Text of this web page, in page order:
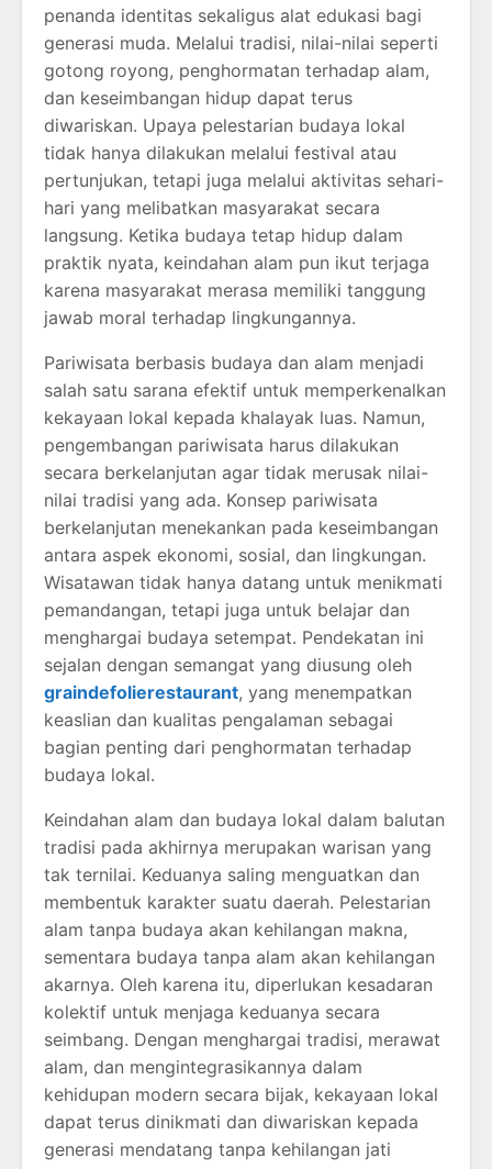
penanda identitas sekaligus alat edukasi bagi
generasi muda. Melalui tradisi, nilai-nilai seperti
gotong royong, penghormatan terhadap alam,
dan keseimbangan hidup dapat terus
diwariskan. Upaya pelestarian budaya lokal
tidak hanya dilakukan melalui festival atau
pertunjukan, tetapi juga melalui aktivitas sehari-
hari yang melibatkan masyarakat secara
langsung. Ketika budaya tetap hidup dalam
praktik nyata, keindahan alam pun ikut terjaga
karena masyarakat merasa memiliki tanggung
jawab moral terhadap lingkungannya.
Pariwisata berbasis budaya dan alam menjadi
salah satu sarana efektif untuk memperkenalkan
kekayaan lokal kepada khalayak luas. Namun,
pengembangan pariwisata harus dilakukan
secara berkelanjutan agar tidak merusak nilai-
nilai tradisi yang ada. Konsep pariwisata
berkelanjutan menekankan pada keseimbangan
antara aspek ekonomi, sosial, dan lingkungan.
Wisatawan tidak hanya datang untuk menikmati
pemandangan, tetapi juga untuk belajar dan
menghargai budaya setempat. Pendekatan ini
sejalan dengan semangat yang diusung oleh
graindefolierestaurant, yang menempatkan
keaslian dan kualitas pengalaman sebagai
bagian penting dari penghormatan terhadap
budaya lokal.
Keindahan alam dan budaya lokal dalam balutan
tradisi pada akhirnya merupakan warisan yang
tak ternilai. Keduanya saling menguatkan dan
membentuk karakter suatu daerah. Pelestarian
alam tanpa budaya akan kehilangan makna,
sementara budaya tanpa alam akan kehilangan
akarnya. Oleh karena itu, diperlukan kesadaran
kolektif untuk menjaga keduanya secara
seimbang. Dengan menghargai tradisi, merawat
alam, dan mengintegrasikannya dalam
kehidupan modern secara bijak, kekayaan lokal
dapat terus dinikmati dan diwariskan kepada
generasi mendatang tanpa kehilangan jati